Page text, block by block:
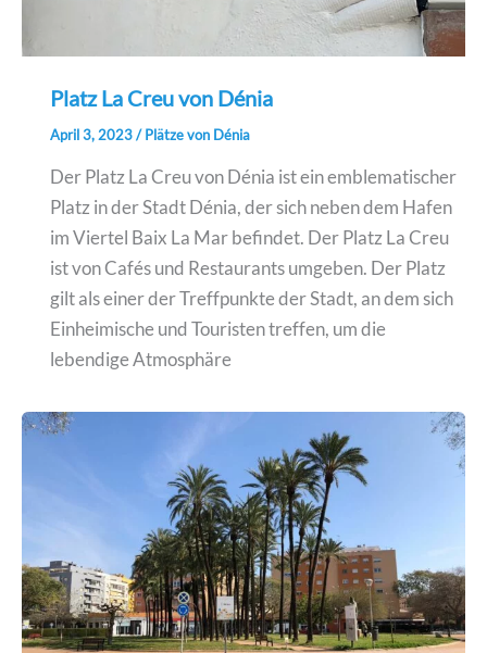
Platz La Creu von Dénia
April 3, 2023/Plätze von Dénia
Der Platz La Creu von Dénia ist ein emblematischer
Platz in der Stadt Dénia, der sich neben dem Hafen
im Viertel Baix La Mar befindet. Der Platz La Creu
ist von Cafés und Restaurants umgeben. Der Platz
gilt als einer der Treffpunkte der Stadt, an dem sich
Einheimische und Touristen treffen, um die
lebendige Atmosphäre